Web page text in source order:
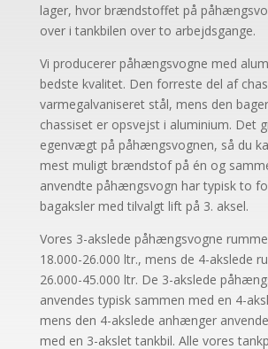
lager, hvor brændstoffet på
over i tankbilen over to arbejdsgange.
Vi producerer påhængsvogne med
bedste kvalitet. Den forreste del af
varmegalvaniseret stål, mens den
chassiset er opsvejst i aluminium. Det
egenvægt på påhængsvognen, så du
mest muligt brændstof på én og
anvendte påhængsvogn har typisk to
bagaksler med tilvalgt lift på 3. aksel.
Vores 3-akslede påhængsvogne
18.000-26.000 ltr., mens de 4-akslede
26.000-45.000 ltr. De 3-akslede
anvendes typisk sammen med en 4-
mens den 4-akslede anhænger
med en 3-akslet tankbil. Alle vores